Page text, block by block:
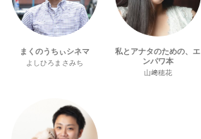
まくのうちぃシネマ
よしひろまさみち
私とアナタのための、エ
ンパワ本
山﨑穂花